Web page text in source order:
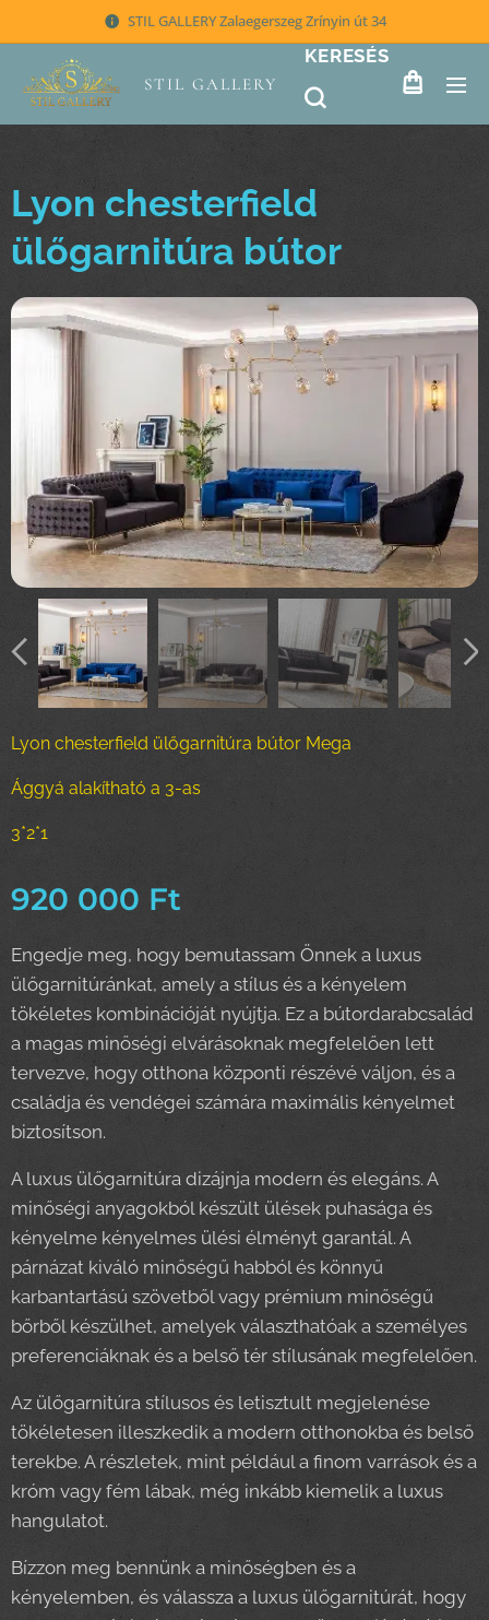
STIL GALLERY Zalaegerszeg Zrínyin út 34
STIL GALLERY
KERESÉS
Lyon chesterfield
ülőgarnitúra bútor
Lyon chesterfield ülőgarnitúra bútor Mega
Ággyá alakítható a 3-as
3*2*1
920 000 Ft
Engedje meg, hogy bemutassam Önnek a luxus
ülőgarnitúránkat, amely a stílus és a kényelem
tökéletes kombinációját nyújtja. Ez a bútordarabcsalád
a magas minőségi elvárásoknak megfelelően lett
tervezve, hogy otthona központi részévé váljon, és a
családja és vendégei számára maximális kényelmet
biztosítson.
A luxus ülőgarnitúra dizájnja modern és elegáns. A
minőségi anyagokból készült ülések puhasága és
kényelme kényelmes ülési élményt garantál. A
párnázat kiváló minőségű habból és könnyű
karbantartású szövetből vagy prémium minőségű
bőrből készülhet, amelyek választhatóak a személyes
preferenciáknak és a belső tér stílusának megfelelően.
Az ülőgarnitúra stílusos és letisztult megjelenése
tökéletesen illeszkedik a modern otthonokba és belső
terekbe. A részletek, mint például a finom varrások és a
króm vagy fém lábak, még inkább kiemelik a luxus
hangulatot.
Bízzon meg bennünk a minőségben és a
kényelemben, és válassza a luxus ülőgarnitúrát, hogy